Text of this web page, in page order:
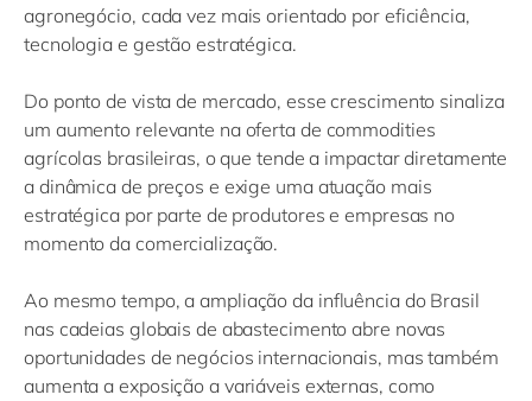
agronegócio, cada vez mais orientado por eficiência,
tecnologia e gestão estratégica.
Do ponto de vista de mercado, esse crescimento sinaliza
um aumento relevante na oferta de commodities
agrícolas brasileiras, o que tende a impactar diretamente
a dinâmica de preços e exige uma atuação mais
estratégica por parte de produtores e empresas no
momento da comercialização.
Ao mesmo tempo, a ampliação da influência do Brasil
nas cadeias globais de abastecimento abre novas
oportunidades de negócios internacionais, mas também
aumenta a exposição a variáveis externas, como